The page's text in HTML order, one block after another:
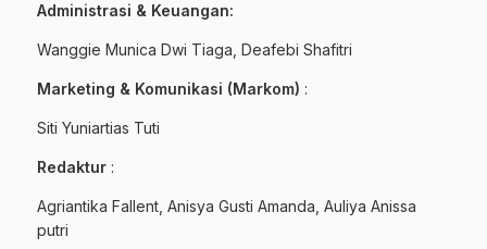
Administrasi & Keuangan:
Wanggie Munica Dwi Tiaga, Deafebi Shafitri
Marketing & Komunikasi (Markom) :
Siti Yuniartias Tuti
Redaktur :
Agriantika Fallent, Anisya Gusti Amanda, Auliya Anissa
putri